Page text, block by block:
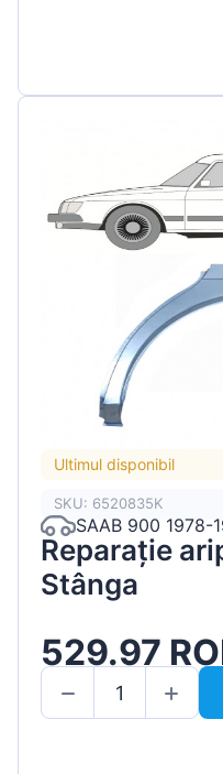
Ultimul disponibil
SKU: 6520835K
SAAB 900 1978-
Reparație
Stânga
529.97